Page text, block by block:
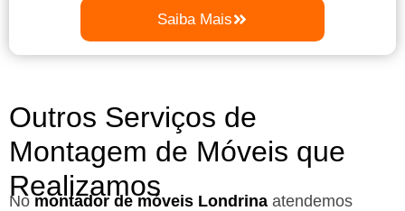
Saiba Mais
Outros Serviços de
Montagem de Móveis que
Realizamos
No montador de móveis Londrina atendemos